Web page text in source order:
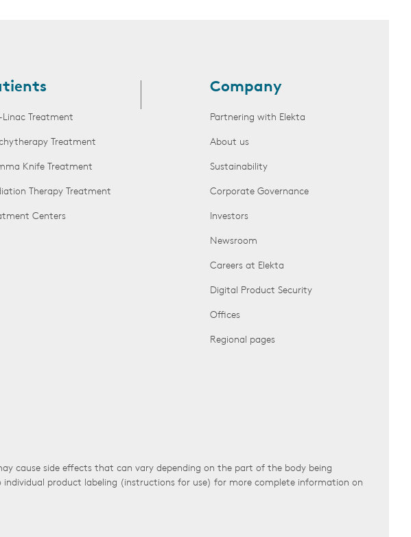
Linac Treatment
Treatment
Knife Treatment
Therapy Treatment
Centers
Company
Partnering with Elekta
About us
Sustainability
Corporate Governance
Investors
Newsroom
Careers at Elekta
Digital Product Security
Offices
Regional pages
cause side effects that can vary depending on the part of the body being
product labeling (instructions for use) for more complete information on